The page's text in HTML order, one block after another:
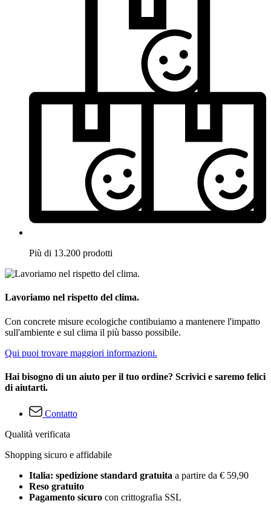
Più di 13.200 prodotti
Lavoriamo nel rispetto del clima.
Con concrete misure ecologiche contibuiamo a mantenere l'impatto
sull'ambiente e sul clima il più basso possibile.
Qui puoi trovare maggiori informazioni.
Hai bisogno di un aiuto per il tuo ordine? Scrivici e saremo felici
di aiutarti.
Contatto
Qualità verificata
Shopping sicuro e affidabile
Italia: spedizione standard gratuita a partire da € 59,90
Reso gratuito
Pagamento sicuro con crittografia SSL